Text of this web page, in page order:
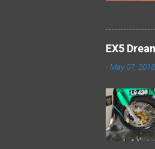
EX5
-May 07, 2018